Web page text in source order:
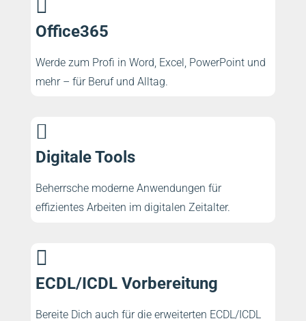

Office365
Werde zum Profi in Word, Excel, PowerPoint und
mehr – für Beruf und Alltag.

Digitale Tools
Beherrsche moderne Anwendungen für
effizientes Arbeiten im digitalen Zeitalter.

ECDL/ICDL Vorbereitung
Bereite Dich auch für die erweiterten ECDL/ICDL